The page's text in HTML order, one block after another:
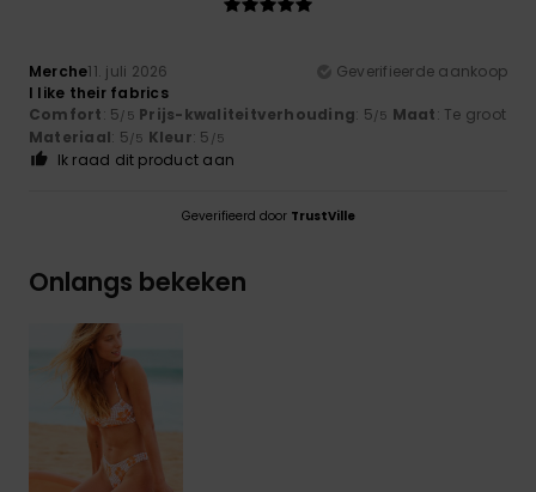
Merche11. juli 2026
Geverifieerde aankoop
I like their fabrics
Comfort: 5/5 Prijs-kwaliteitverhouding: 5/5 Maat: Te groot
Materiaal: 5/5 Kleur: 5 /5
Ik raad dit product aan
Geverifieerd door TrustVille
Onlangs bekeken